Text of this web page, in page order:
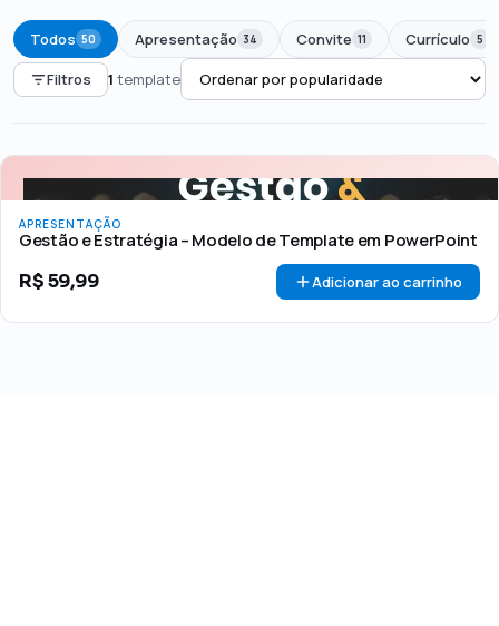
Todos 50 Apresentação 34 Convite 11 Currículo 5
Filtros 1 template
PREÇO
Todos Até R$50 R$50 – R$100 Acima de R$100
OFERTA 🏷 Em promoção
APRESENTAÇÃO
Gestão e Estratégia – Modelo de Template em PowerPoint
R$59,99 Adicionar ao carrinho